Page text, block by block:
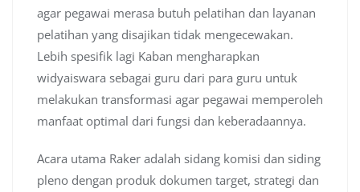
agar pegawai merasa butuh pelatihan dan layanan
pelatihan yang disajikan tidak mengecewakan.
Lebih spesifik lagi Kaban mengharapkan
widyaiswara sebagai guru dari para guru untuk
melakukan transformasi agar pegawai memperoleh
manfaat optimal dari fungsi dan keberadaannya.
Acara utama Raker adalah sidang komisi dan siding
pleno dengan produk dokumen target, strategi dan